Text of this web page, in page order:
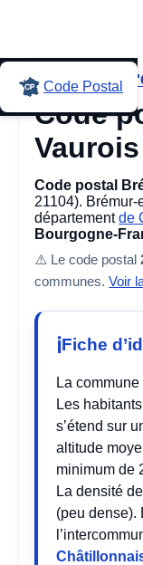
Code Postal
Accueil › Côte-
Code
Code postal
21104).
départementde
Bourgogne-
⚠️ Le code postal
communes.Voir
Fiche
La
Les
s’étend sur
altitude
minimum de
La densité
(peu dense).